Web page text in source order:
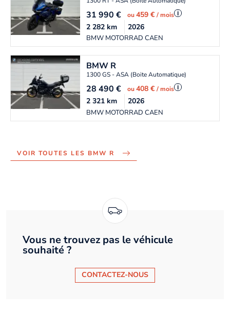
31 990€ ou459 €/ mois i
BMW MOTORRAD CAEN
2 282km 2026
BMW R
1300 GS - ASA (Boite Automatique)
28 490€ ou408 €/ mois i
BMW MOTORRAD CAEN
2 321km 2026
VOIR TOUTES LES BMW R
Vous ne trouvez pas le véhicule
souhaité ?
CONTACTEZ-NOUS